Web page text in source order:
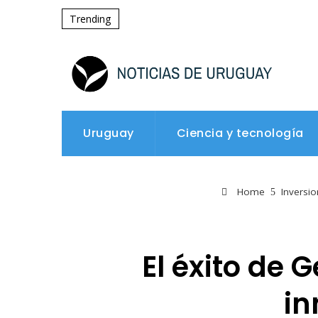
Trending
Uruguay Ciencia y tecnología
Home
El éxito de